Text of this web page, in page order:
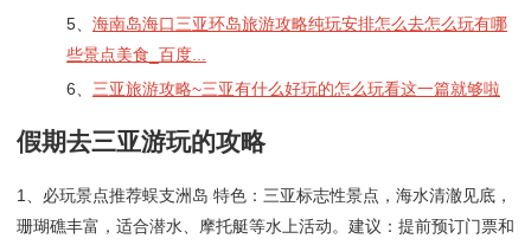
5、 海南岛海口三亚环岛旅游攻略纯玩安排怎么去怎么玩有哪
些景点美食_百度...
6、 三亚旅游攻略~三亚有什么好玩的怎么玩看这一篇就够啦
假期去三亚游玩的攻略
1、必玩景点推荐蜈支洲岛 特色：三亚标志性景点，海水清澈见底，
珊瑚礁丰富，适合潜水、摩托艇等水上活动。建议：提前预订门票和